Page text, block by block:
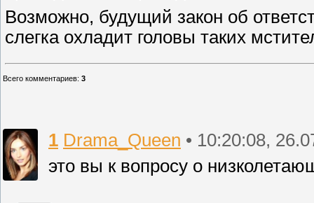
Возможно, будущий закон об
слегка охладит головы таких
Всего комментариев: 3
1 Drama_Queen • 10:20:08,
это вы к вопросу о